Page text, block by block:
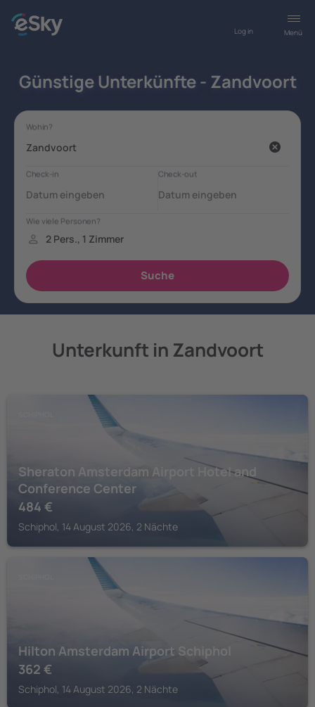
Menü
Log in
Günstige Unterkünfte - Zandvoort
Unterkunft in Zandvoort
Sheraton Amsterdam Airport Hotel and
Conference Center
484 €
Schiphol, 14 August 2026, 2 Nächte
Hilton Amsterdam Airport Schiphol
362 €
Schiphol, 14 August 2026, 2 Nächte